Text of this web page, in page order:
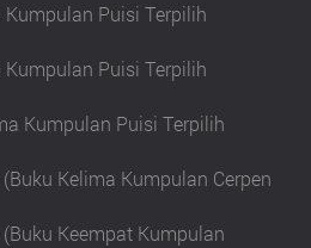
Kumpulan Puisi Terpilih
Kumpulan Puisi Terpilih
Kumpulan Puisi Terpilih
Kelima Kumpulan Cerpen
Keempat Kumpulan